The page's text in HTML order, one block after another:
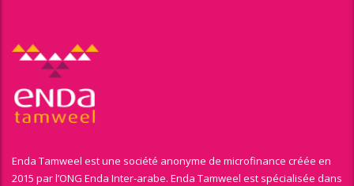
Enda Tamweel est une société anonyme de microfinance créée en
2015 par l’ONG Enda Inter-arabe. Enda Tamweel est spécialisée dans